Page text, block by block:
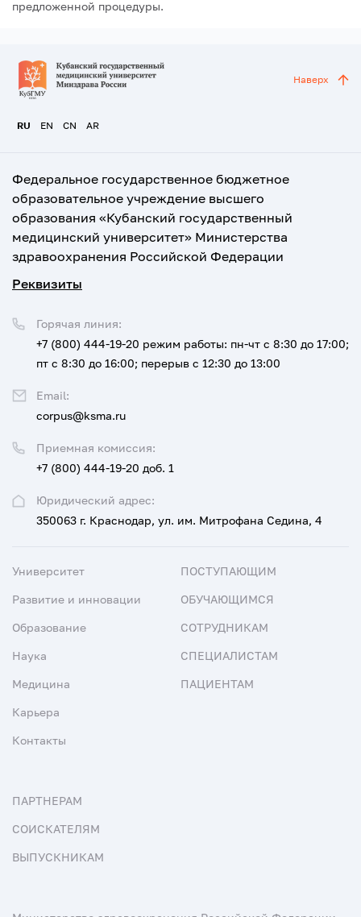
предложенной процедуры.
RU EN CN AR
Наверх
Федеральное государственное бюджетное
образовательное учреждение высшего
образования «Кубанский государственный
медицинский университет» Министерства
здравоохранения Российской Федерации
Реквизиты
Юридический адрес:
350063 г. Краснодар, ул. им. Митрофана Седина, 4
Приемная комиссия:
+7 (800) 444-19-20 доб. 1
Горячая линия:
+7 (800) 444-19-20 режим работы: пн-чт с 8:30 до 17:00;
пт с 8:30 до 16:00; перерыв с 12:30 до 13:00
Email:
corpus@ksma.ru
Университет
Развитие и инновации
Образование
Наука
Медицина
Карьера
Контакты
ПОСТУПАЮЩИМ
ОБУЧАЮЩИМСЯ
СОТРУДНИКАМ
СПЕЦИАЛИСТАМ
ПАЦИЕНТАМ
ПАРТНЕРАМ
СОИСКАТЕЛЯМ
ВЫПУСКНИКАМ